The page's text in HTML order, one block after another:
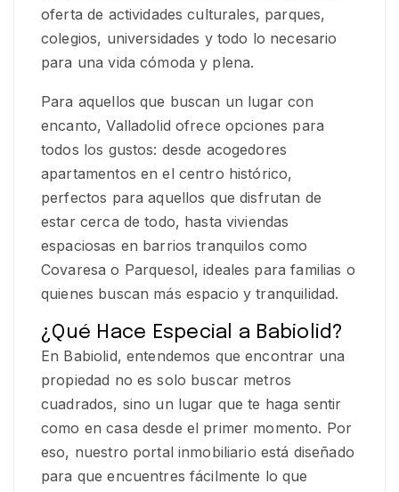
oferta de actividades culturales, parques,
colegios, universidades y todo lo necesario
para una vida cómoda y plena.
Para aquellos que buscan un lugar con
encanto, Valladolid ofrece opciones para
todos los gustos: desde acogedores
apartamentos en el centro histórico,
perfectos para aquellos que disfrutan de
estar cerca de todo, hasta viviendas
espaciosas en barrios tranquilos como
Covaresa o Parquesol, ideales para familias o
quienes buscan más espacio y tranquilidad.
¿Qué Hace Especial a Babiolid?
En Babiolid, entendemos que encontrar una
propiedad no es solo buscar metros
cuadrados, sino un lugar que te haga sentir
como en casa desde el primer momento. Por
eso, nuestro portal inmobiliario está diseñado
para que encuentres fácilmente lo que